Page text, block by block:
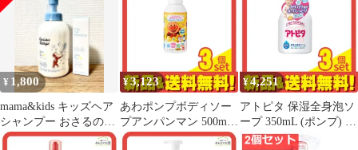
¥ 1,800
mama&kids キッズヘア
シャンプー おさるのジ
ョージ＆ミニボトルセ
¥3,123
あわポンプボディソー
プアンパンマン 500mL
3個セット まとめ売り
¥4,251
アトピタ 保湿全身泡ソ
ープ 350mL (ポンプ) 3
個セット まとめ売り